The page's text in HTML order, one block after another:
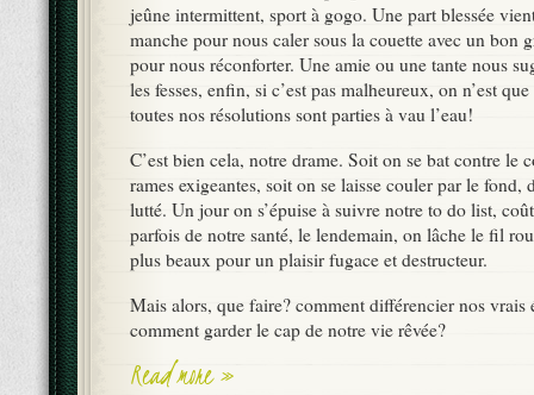
jeûne intermittent, sport à gogo. Une part blessée
manche pour nous caler sous la couette avec un bon
pour nous réconforter. Une amie ou une tante nous
les fesses, enfin, si c’est pas malheureux, on n’est
toutes nos résolutions sont parties à vau l’eau!
C’est bien cela, notre drame. Soit on se bat contre le
rames exigeantes, soit on se laisse couler par le fond,
lutté. Un jour on s’épuise à suivre notre to do list,
parfois de notre santé, le lendemain, on lâche le fil
plus beaux pour un plaisir fugace et destructeur.
Mais alors, que faire? comment différencier nos vrais
comment garder le cap de notre vie rêvée?
Read more »